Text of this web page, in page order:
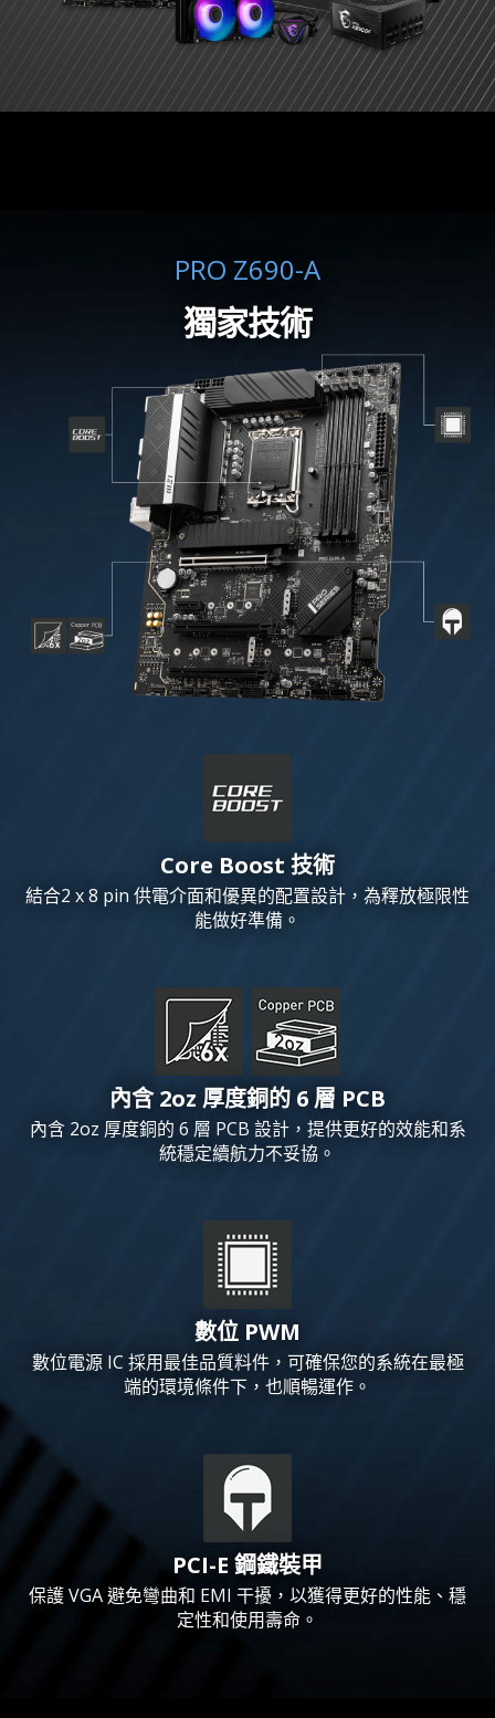
PRO Z690-A
獨家技術
Core Boost 技術
結合2 x 8 pin 供電介面和優異的配置設計，為釋放極限性
能做好準備。
內含 2oz 厚度銅的 6 層 PCB
內含 2oz 厚度銅的 6 層 PCB 設計，提供更好的效能和系
統穩定續航力不妥協。
數位 PWM
數位電源 IC 採用最佳品質料件，可確保您的系統在最極
端的環境條件下，也順暢運作。
PCI-E 鋼鐵裝甲
保護 VGA 避免彎曲和 EMI 干擾，以獲得更好的性能、穩
定性和使用壽命。